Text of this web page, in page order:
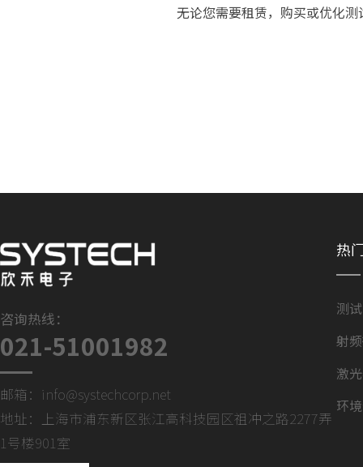
无论您需要租赁，购买或优化
咨询热线：
021-51001982
邮箱： info@systechcorp.net
地址：上海市浦东新区张江高科技园区祖冲之路2277弄
1号楼901室
热
测
射
激
环